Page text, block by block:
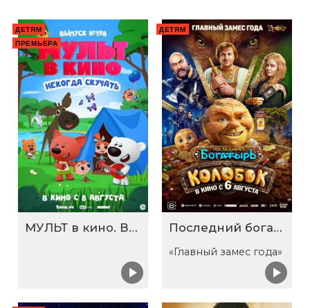
ДЕТЯМ
ПРЕМЬЕРА
МУЛЬТ в кино. Выпуск №198. Некогда скучать
ДЕТЯМ
Последний богатырь. Колобок
«Главный замес года»